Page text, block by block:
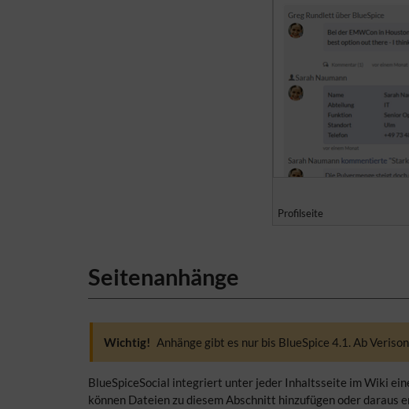
Profilseite
Seitenanhänge
Wichtig! Anhänge gibt es nur bis BlueSpice 4.1. Ab
BlueSpiceSocial integriert unter jeder Inhaltsseite im Wiki
können Dateien zu diesem Abschnitt hinzufügen oder daraus